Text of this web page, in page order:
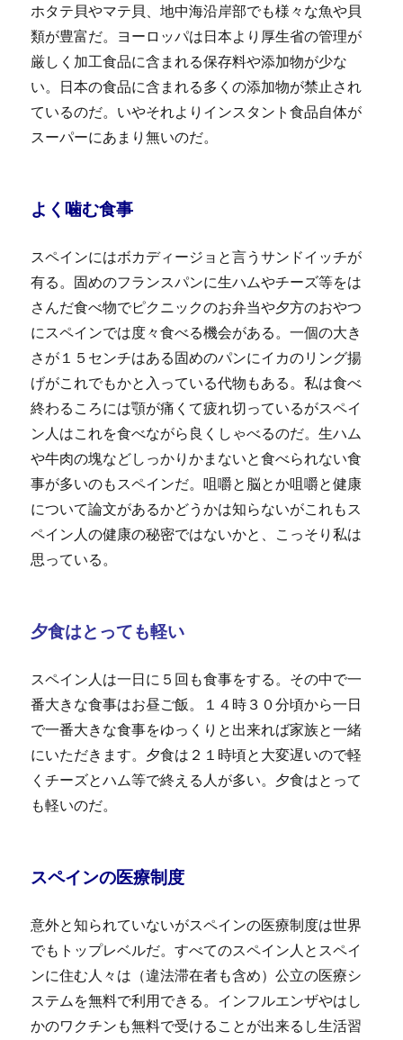
ホタテ貝やマテ貝、地中海沿岸部でも様々な魚や貝
類が豊富だ。ヨーロッパは日本より厚生省の管理が
厳しく加工食品に含まれる保存料や添加物が少な
い。日本の食品に含まれる多くの添加物が禁止され
ているのだ。いやそれよりインスタント食品自体が
スーパーにあまり無いのだ。
よく噛む食事
スペインにはボカディージョと言うサンドイッチが
有る。固めのフランスパンに生ハムやチーズ等をは
さんだ食べ物でピクニックのお弁当や夕方のおやつ
にスペインでは度々食べる機会がある。一個の大き
さが１５センチはある固めのパンにイカのリング揚
げがこれでもかと入っている代物もある。私は食べ
終わるころには顎が痛くて疲れ切っているがスペイ
ン人はこれを食べながら良くしゃべるのだ。生ハム
や牛肉の塊などしっかりかまないと食べられない食
事が多いのもスペインだ。咀嚼と脳とか咀嚼と健康
について論文があるかどうかは知らないがこれもス
ペイン人の健康の秘密ではないかと、こっそり私は
思っている。
夕食はとっても軽い
スペイン人は一日に５回も食事をする。その中で一
番大きな食事はお昼ご飯。１４時３０分頃から一日
で一番大きな食事をゆっくりと出来れば家族と一緒
にいただきます。夕食は２１時頃と大変遅いので軽
くチーズとハム等で終える人が多い。夕食はとって
も軽いのだ。
スペインの医療制度
意外と知られていないがスペインの医療制度は世界
でもトップレベルだ。すべてのスペイン人とスペイ
ンに住む人々は（違法滞在者も含め）公立の医療シ
ステムを無料で利用できる。インフルエンザやはし
かのワクチンも無料で受けることが出来るし生活習